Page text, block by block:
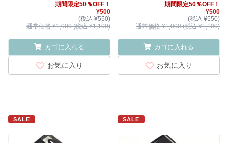
期間限定50％OFF！
¥500
(税込 ¥550)
通常価格 ¥1,000 (税込 ¥1,100)
カゴに入れる
お気に入り
期間限定50％OFF！
¥500
(税込 ¥550)
通常価格 ¥1,000 (税込 ¥1,100)
カゴに入れる
お気に入り
SALE SALE